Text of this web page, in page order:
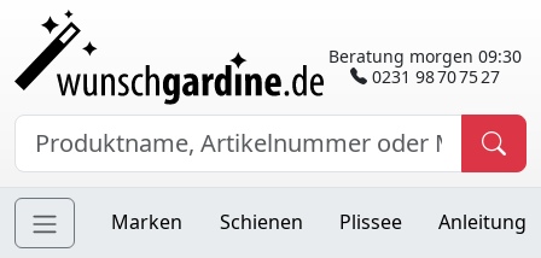
Beratung morgen 09:30
0231 98 70 75 27
Marken Schienen Plissee Anleitung